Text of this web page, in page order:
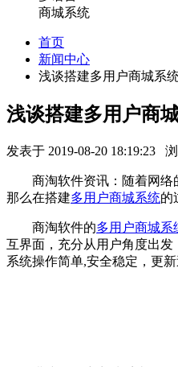
商城系统
首页
新闻中心
浅谈搭建多用户商城系
浅谈搭建多用户商
发表于 2019-08-20 18:19:23
商淘软件资讯：随着网
那么在搭建多用户商城系统的
商淘软件的多用户商城系
互界面，充分从用户角度出
系统操作简单,安全稳定，更